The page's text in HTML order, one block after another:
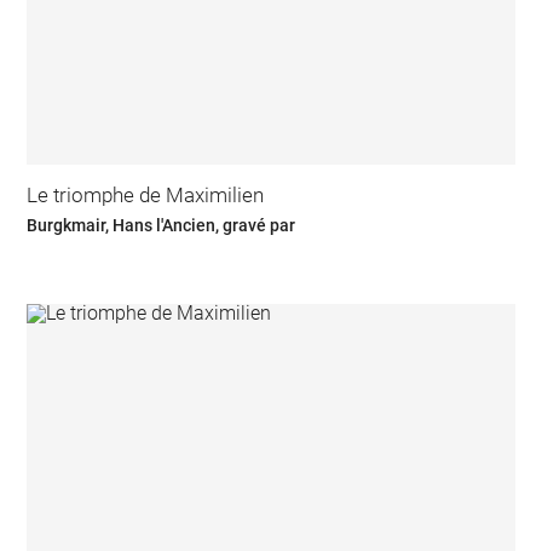
Le triomphe de Maximilien
Burgkmair, Hans l'Ancien, gravé par